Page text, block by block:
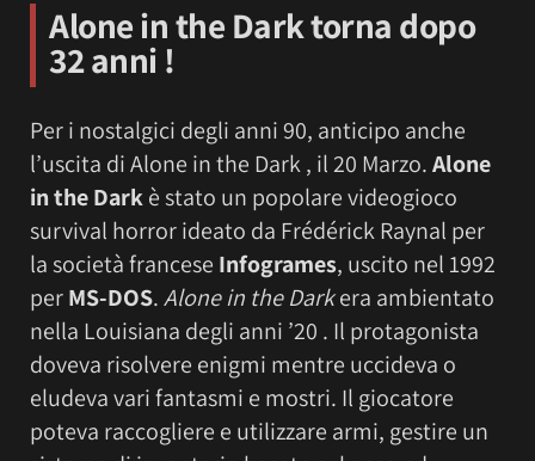
Alone in the Darktorna dopo
32 anni !
Per i nostalgici degli anni 90, anticipo anche
l’uscita di Alone in the Dark , il 20 Marzo.Alone
in the Darkè stato un popolare videogioco
survival horror ideato da Frédérick Raynal per
la società francese Infogrames, uscito nel 1992
perMS-DOS.Alone in the Darkera ambientato
nella Louisiana degli anni ’20 . Il protagonista
doveva risolvere enigmi mentre uccideva o
eludeva vari fantasmi e mostri. Il giocatore
poteva raccogliere e utilizzare armi, gestire un